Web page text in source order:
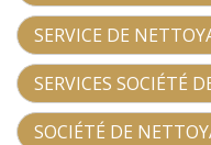
SERVICE DE
SERVICES SOCIÉTÉ
SOCIÉTÉ DE